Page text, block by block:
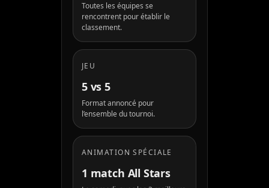
Toutes les équipes se
rencontrent pour établir le
classement.
JEU
5 vs 5
Format annoncé pour
l’ensemble du tournoi.
ANIMATION SPÉCIALE
1 match All Stars